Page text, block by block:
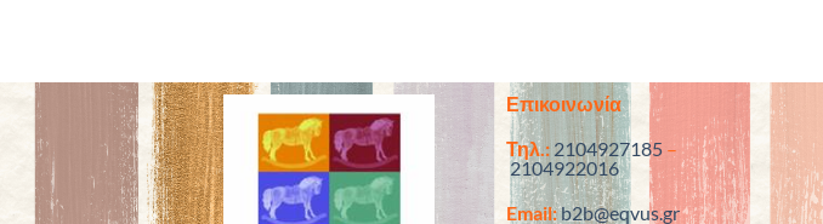
Επικοινωνία
Τηλ.: 2104927185 –
2104922016
Email:b2b@eqvus.gr